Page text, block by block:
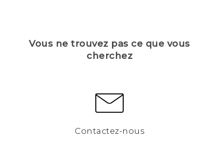
Vous ne trouvez pas ce que vous
cherchez
Contactez-nous